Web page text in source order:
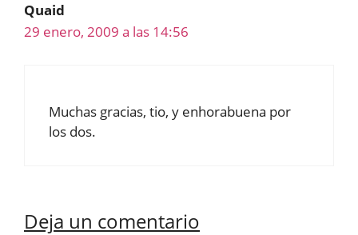
Quaid
29 enero, 2009 a las 14:56
Muchas gracias, tio, y enhorabuena por
los dos.
Deja un comentario